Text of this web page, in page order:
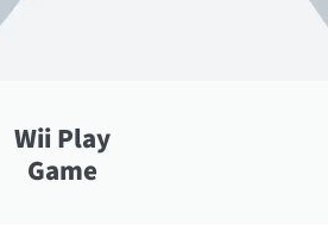
Wii Play
Game